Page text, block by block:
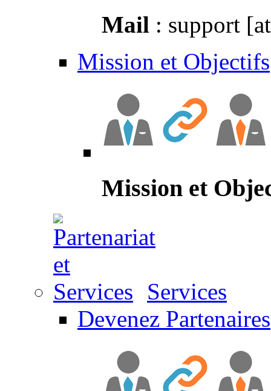
Mail : support
Mission et Objectifs
Mission et
Services
Devenez Partenaires